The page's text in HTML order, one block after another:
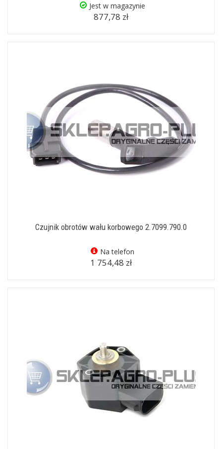
Jest w magazynie
877,78 zł
Czujnik obrotów wału korbowego 2.7099.790.0
Na telefon
1 754,48 zł